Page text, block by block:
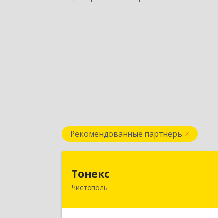
Рекомендованные партнеры
Тонекс
Чистополь